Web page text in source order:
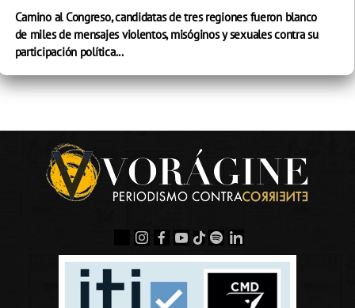
Camino al Congreso, candidatas de tres regiones fueron blanco
de miles de mensajes violentos, misóginos y sexuales contra su
participación política...